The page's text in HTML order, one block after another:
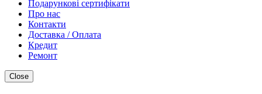
Подарункові сертифікати
Про нас
Контакти
Доставка / Оплата
Кредит
Ремонт
Close